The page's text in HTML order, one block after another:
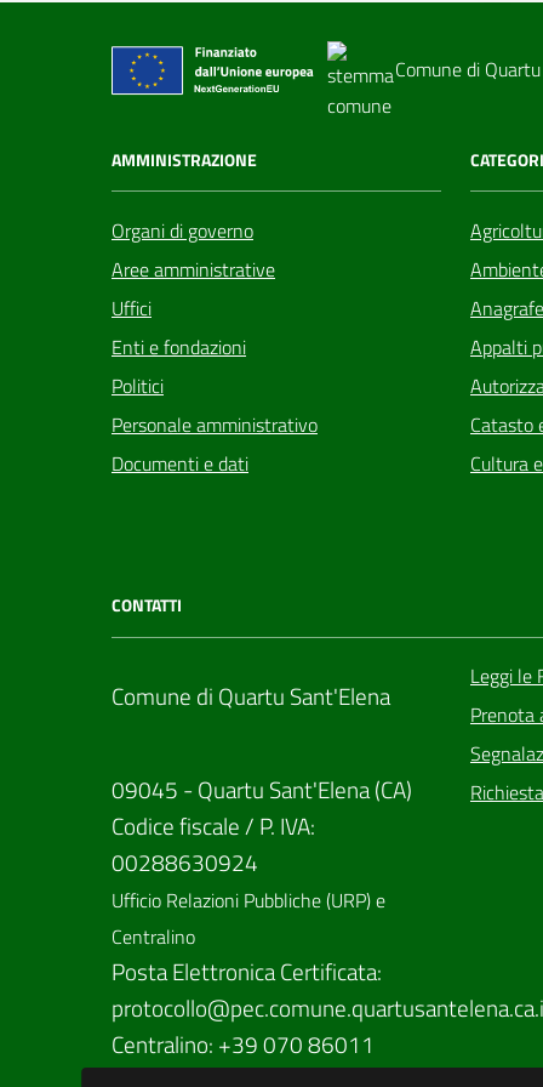
Comune di
AMMINISTRAZIONE
Organi di governo
Aree amministrative
Uffici
Enti e fondazioni
Politici
Personale amministrativo
Documenti e dati
Appalti
Catasto
Cultura
CONTATTI
Comune di Quartu Sant'Elena
09045 - Quartu Sant'Elena (CA)
Codice fiscale / P. IVA:
00288630924
Ufficio Relazioni Pubbliche (URP) e
Centralino
Posta Elettronica Certificata:
Centralino: +39 070 86011
Leggi le
Prenota